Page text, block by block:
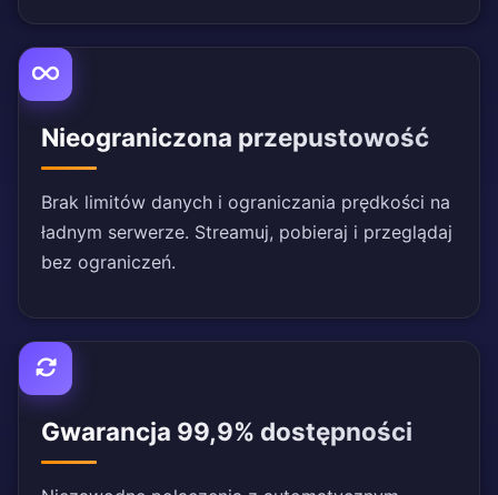
Nieograniczona przepustowość
Brak limitów danych i ograniczania prędkości na
ładnym serwerze. Streamuj, pobieraj i przeglądaj
bez ograniczeń.
Gwarancja 99,9% dostępności